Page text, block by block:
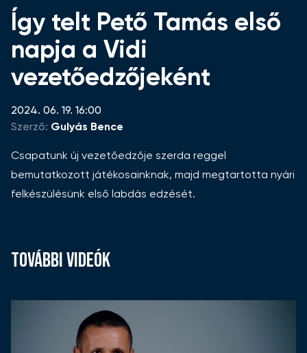
Így telt Pető Tamás első
napja a Vidi
vezetőedzőjeként
2024. 06. 19. 16:00
Szerző: Gulyás Bence
Csapatunk új vezetőedzője szerda reggel
bemutatkozott játékosainknak, majd megtartotta nyári
felkészülésünk első labdás edzését.
TOVÁBBI VIDEÓK